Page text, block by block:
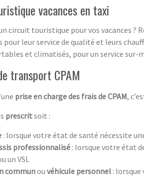
vacances en taxi
circuit touristique pour vos vacances ?
leur service de qualité et leurs
et climatisés, pour un service sur-
transport CPAM
prise en charge des frais de CPAM,
prescritsoit :
: lorsque votre état de santé nécessite
professionnalisé: lorsque votre état
un VSL
communou véhicule personnel : lorsque